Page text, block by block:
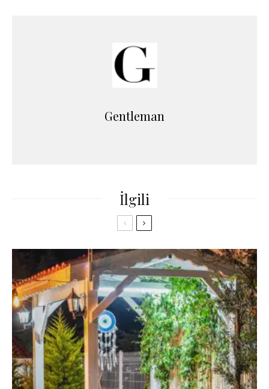
Gentleman
İlgili